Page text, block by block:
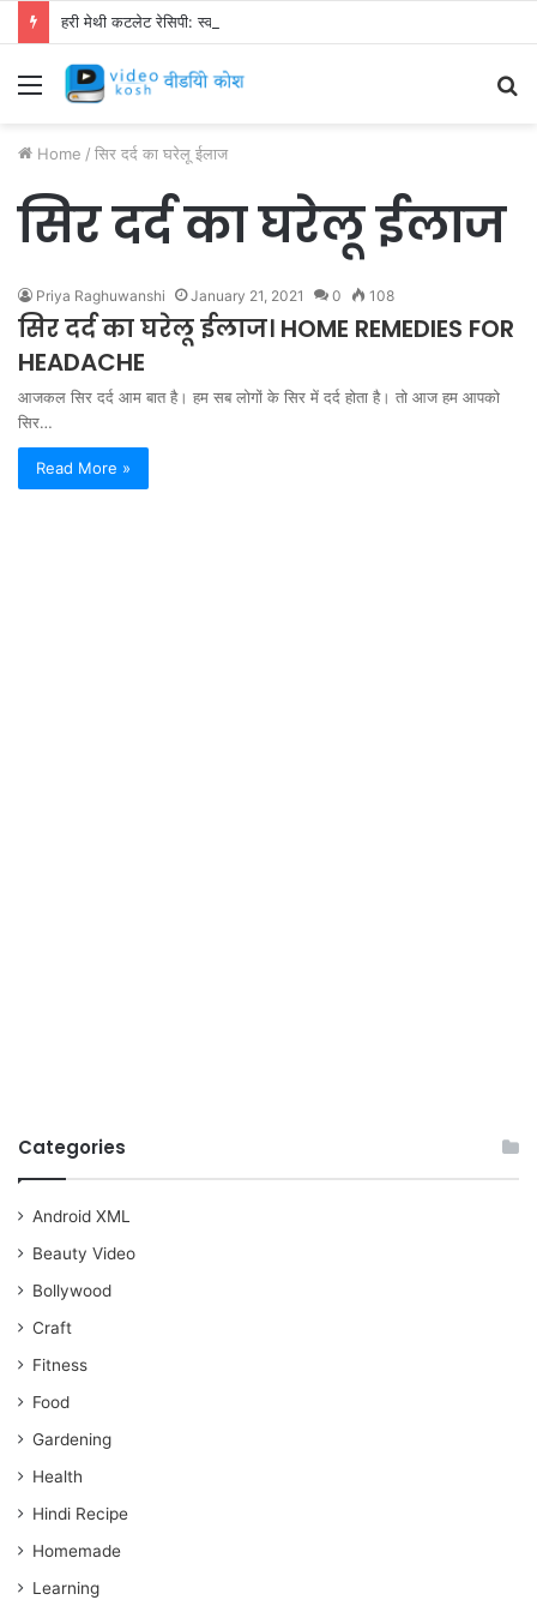
हरी मेथी कटलेट रेसिपी: स्वाद से भरपूर और स्वस्थ नाश्ता बनाएं!
Menu
Home / सिर दर्द का घरेलू ईलाज
सिर दर्द का घरेलू ईलाज
Priya Raghuwanshi January 21, 2021 0 108
सिर दर्द का घरेलू ईलाज। HOME REMEDIES FOR
HEADACHE
आजकल सिर दर्द आम बात है। हम सब लोगों के सिर में दर्द होता है। तो आज हम आपको
सिर…
Read More »
Categories
Android XML
Beauty Video
Bollywood
Craft
Fitness
Food
Gardening
Health
Hindi Recipe
Homemade
Learning